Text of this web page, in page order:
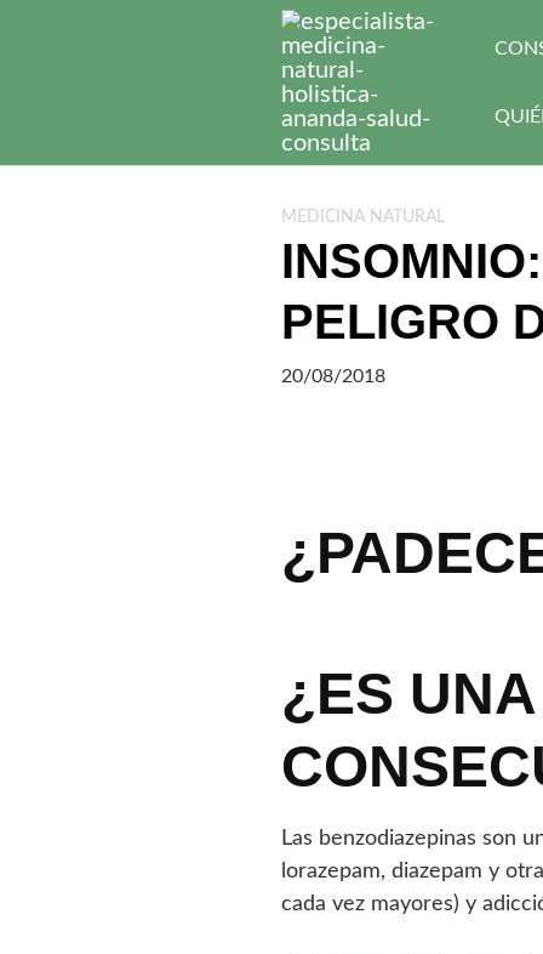
MEDICINA NATURAL
PELIGRO
20/08/2018
¿ES
Las benzodiazepinas son
lorazepam, diazepam y
cada vez mayores) y